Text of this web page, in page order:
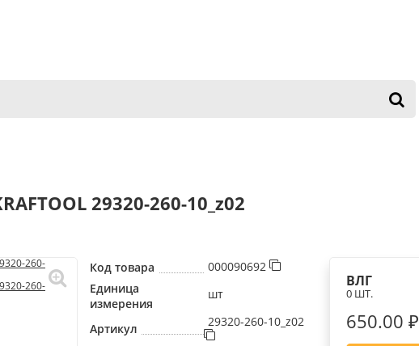
29320-260-10_z02
Код товара
000090692
Единица
измерения
шт
Артикул 29320-260-10_z02
ВЛГ
0 ШТ.
650.00 ₽